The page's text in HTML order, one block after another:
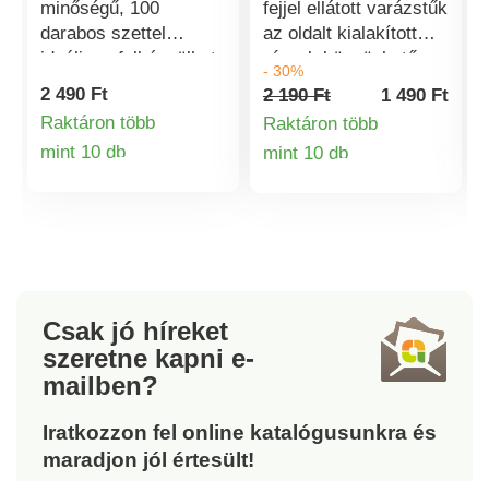
minőségű, 100
darabos szettel
ideálisan felkészülhet
mindenféle kézi és
elvégzésére. A
hímző-, stoppoló-,
csúcsminőségű
választék!
2 490 Ft
Raktáron több
mint 10 dbTermékinformációk
fejjel ellátott varázstűk
az oldalt kialakított
sínnek köszönhetően
szinte maguktól fűzik
- 30%
2 190 Ft
1 490 Ft
Raktáron több
mint 10 db
Csak jó híreket
szeretne kapni e-
mailben?
Iratkozzon fel online katalógusunkra és
maradjon jól értesült!